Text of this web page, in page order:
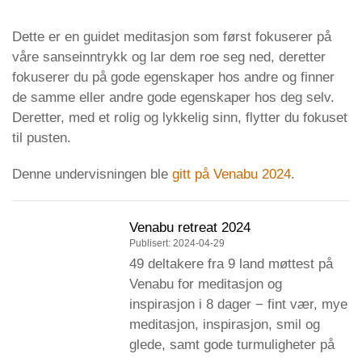
Dette er en guidet meditasjon som først fokuserer på
våre sanseinntrykk og lar dem roe seg ned, deretter
fokuserer du på gode egenskaper hos andre og finner
de samme eller andre gode egenskaper hos deg selv.
Deretter, med et rolig og lykkelig sinn, flytter du fokuset
til pusten.
Denne undervisningen ble gitt på Venabu 2024.
Venabu retreat 2024
Publisert: 2024-04-29
49 deltakere fra 9 land møttest på
Venabu for meditasjon og
inspirasjon i 8 dager − fint vær, mye
meditasjon, inspirasjon, smil og
glede, samt gode turmuligheter på